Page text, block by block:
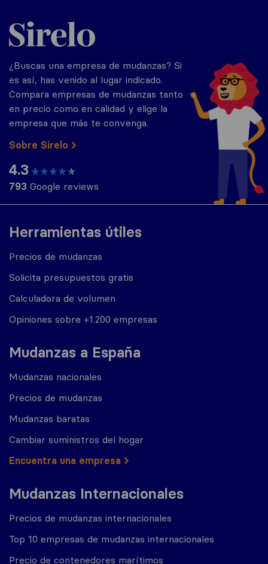
Herramientas útiles
Precios de mudanzas
Solicita presupuestos gratis
Calculadora de volumen
Opiniones sobre +1.200 empresas
Mudanzas a España
Mudanzas nacionales
Precios de mudanzas
Mudanzas baratas
Cambiar suministros del hogar
Encuentra una empresa
Mudanzas Internacionales
Precios de mudanzas internacionales
Top 10 empresas de mudanzas internacionales
Precio de contenedores marítimos
Sirelo.es
¿Buscas una empresa de mudanzas? Si
es así, has venido al lugar indicado.
Compara empresas de mudanzas tanto
en precio como en calidad y elige la
empresa que más te convenga.
Sobre Sirelo
4.3
793 Google reviews